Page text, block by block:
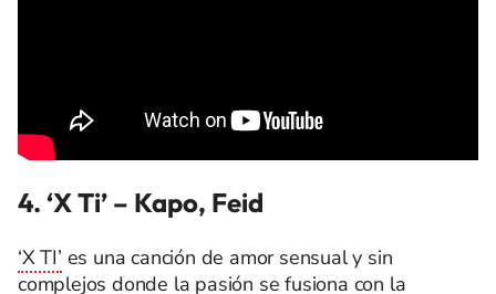
4. ‘X Ti’ – Kapo, Feid
‘X TI’ es una canción de amor sensual y sin
complejos donde la pasión se fusiona con la